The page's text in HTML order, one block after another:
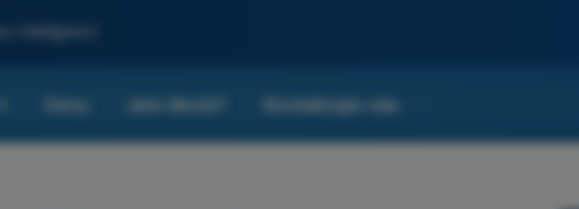
inteligencí
Ceny Jste škola? Kontaktujte nás